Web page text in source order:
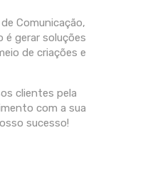
Comunicação,
é gerar soluções
de criações e
clientes pela
com a sua
sucesso!